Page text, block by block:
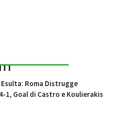
Roma Distrugge
1, Goal di Castro e Koulierakis